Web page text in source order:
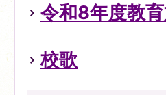
令和8年度教
校歌